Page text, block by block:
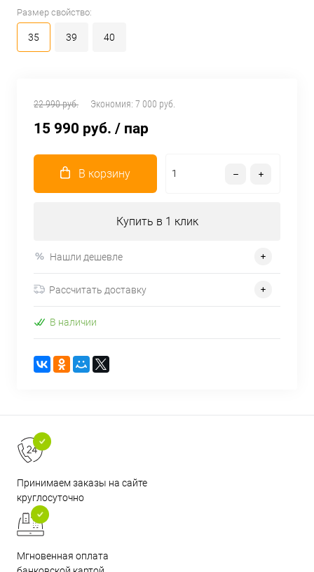
Размер свойство:
35 39 40
22 990 руб. Экономия: 7 000 руб.
15 990 руб. / пар
В корзину
Купить в 1 клик
Нашли дешевле
Рассчитать доставку
В наличии
Принимаем заказы на сайте
круглосуточно
Мгновенная оплата